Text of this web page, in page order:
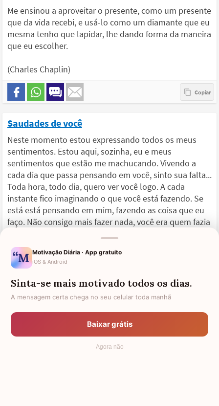
Me ensinou a aproveitar o presente, como um presente
que da vida recebi, e usá-lo como um diamante que eu
mesma tenho que lapidar, lhe dando forma da maneira
que eu escolher.
(Charles Chaplin)
Saudades de você
Neste momento estou expressando todos os meus
sentimentos. Estou aqui, sozinha, eu e meus
sentimentos que estão me machucando. Vivendo a
cada dia que passa pensando em você, sinto sua falta...
Toda hora, todo dia, quero ver você logo. A cada
instante fico imaginando o que você está fazendo. Se
está está pensando em mim, fazendo as coisa que eu
faço. Não consigo mais fazer nada, você era quem fazia
Eu vivo por você, acordo só para esperar um
telefonema seu, se não, dormiria para o resto da vida e
sonharia com você todas as noites. Não sei o que eu
faço mais. Fico andando pela casa de um lado para o
outro arranjando algo para me distrair porque não
consigo parar de pensar em você.
Queria poder encontrar você o quanto antes, pois
estou ficando louca. Todas as noites choro porque
Motivação Diária · App gratuito
iOS & Android
Sinta-se mais motivado todos os dias.
A mensagem certa chega no seu celular toda manhã
Baixar grátis
Agora não